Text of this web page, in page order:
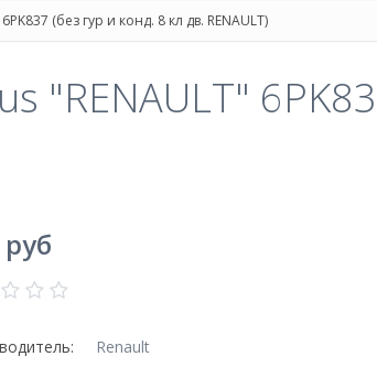
(без гур и конд. 8 кл дв. RENAULT)
"RENAULT"
Renault